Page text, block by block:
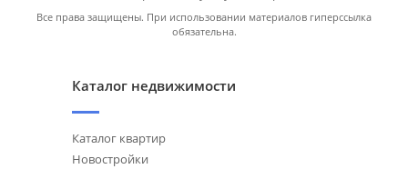
Все права защищены. При использовании материалов гиперссылка
обязательна.
Каталог недвижимости
Каталог квартир
Новостройки